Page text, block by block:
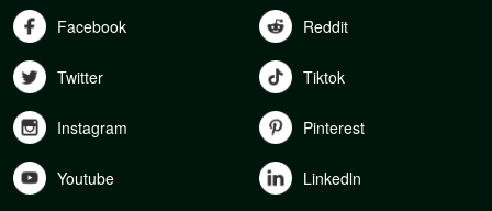
Facebook Reddit
Twitter Tiktok
Instagram Pinterest
Youtube Linkedln